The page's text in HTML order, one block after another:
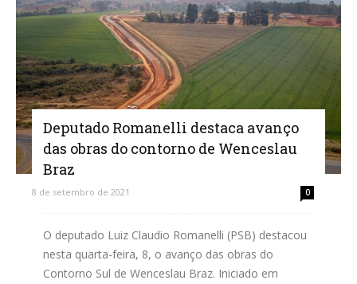
Deputado Romanelli destaca avanço
das obras do contorno de Wenceslau
Braz
8 de setembro de 2021 0
O deputado Luiz Claudio Romanelli (PSB) destacou
nesta quarta-feira, 8, o avanço das obras do
Contorno Sul de Wenceslau Braz. Iniciado em